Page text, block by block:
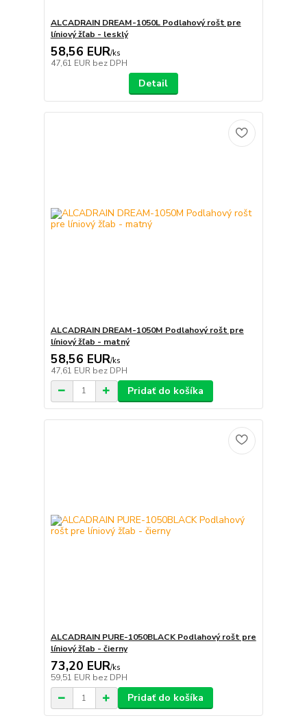
ALCADRAIN DREAM-1050L Podlahový rošt pre
líniový žľab - lesklý
58,56 EUR/ks
47,61 EUR bez DPH
Detail
ALCADRAIN DREAM-1050M Podlahový rošt pre
líniový žľab - matný
58,56 EUR/ks
47,61 EUR bez DPH
Pridať do košíka
ALCADRAIN PURE-1050BLACK Podlahový rošt pre
líniový žľab - čierny
73,20 EUR/ks
59,51 EUR bez DPH
Pridať do košíka